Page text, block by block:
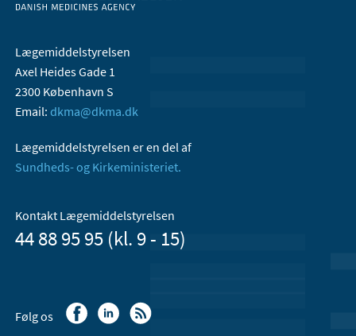
Lægemiddelstyrelsen
Axel Heides Gade 1
2300 København S
Email: dkma@dkma.dk
Lægemiddelstyrelsen er en del af
Sundheds- og Kirkeministeriet.
Kontakt Lægemiddelstyrelsen
44 88 95 95 (kl. 9 - 15)
Følg os